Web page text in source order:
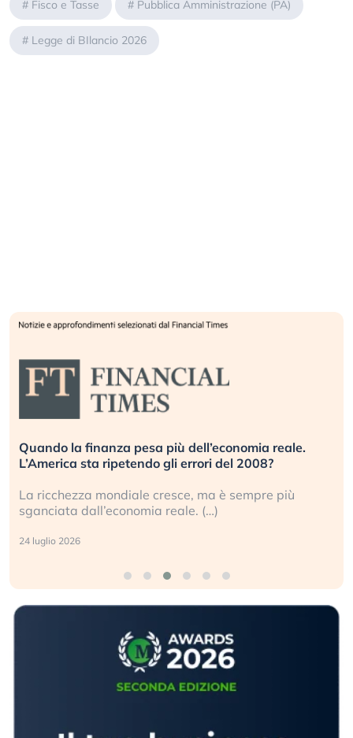
# Fisco e Tasse # Pubblica Amministrazione (PA)
# Legge di BIlancio 2026
Quando la finanza pesa più dell’economia reale.
L’America sta ripetendo gli errori del 2008?
La ricchezza mondiale cresce, ma è sempre più
sganciata dall’economia reale. (…)
24 luglio 2026